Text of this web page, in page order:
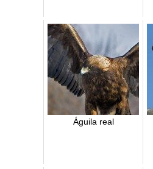
Águila real